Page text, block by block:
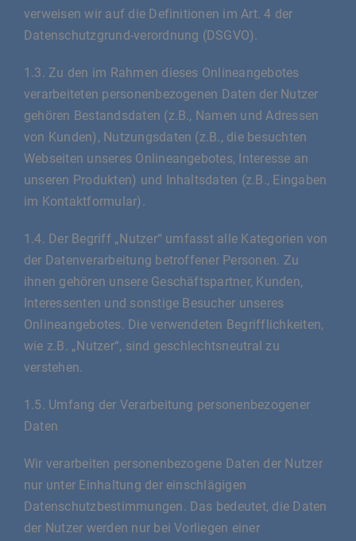
verweisen wir auf die Definitionen im Art. 4 der
Datenschutzgrund-verordnung (DSGVO).
1.3. Zu den im Rahmen dieses Onlineangebotes
verarbeiteten personenbezogenen Daten der Nutzer
gehören Bestandsdaten (z.B., Namen und Adressen
von Kunden), Nutzungsdaten (z.B., die besuchten
Webseiten unseres Onlineangebotes, Interesse an
unseren Produkten) und Inhaltsdaten (z.B., Eingaben
im Kontaktformular).
1.4. Der Begriff „Nutzer“ umfasst alle Kategorien von
der Datenverarbeitung betroffener Personen. Zu
ihnen gehören unsere Geschäftspartner, Kunden,
Interessenten und sonstige Besucher unseres
Onlineangebotes. Die verwendeten Begrifflichkeiten,
wie z.B. „Nutzer“, sind geschlechtsneutral zu
verstehen.
1.5. Umfang der Verarbeitung personenbezogener
Daten
Wir verarbeiten personenbezogene Daten der Nutzer
nur unter Einhaltung der einschlägigen
Datenschutzbestimmungen. Das bedeutet, die Daten
der Nutzer werden nur bei Vorliegen einer